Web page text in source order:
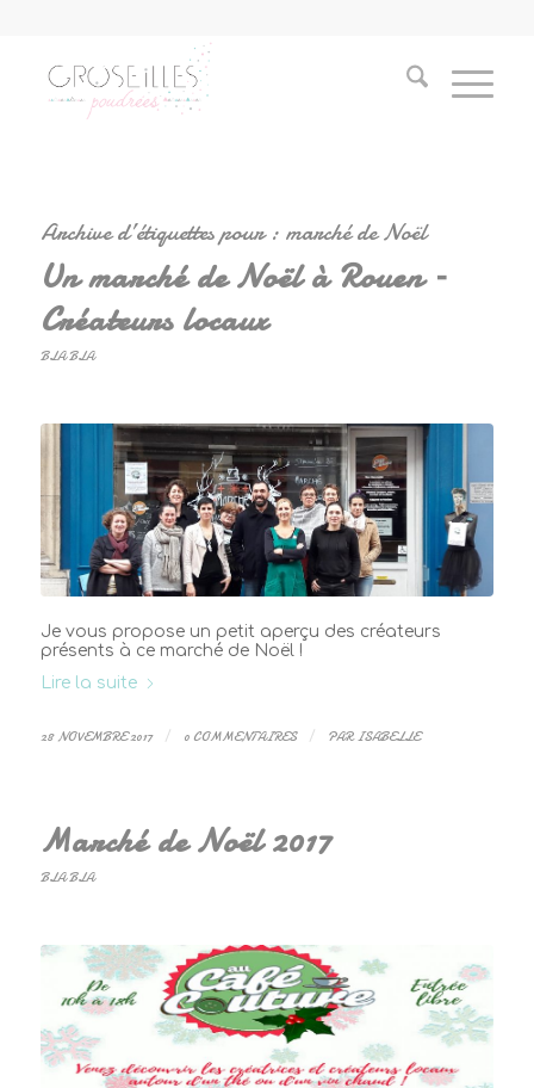
Archive d’étiquettes pour : marché de Noël
Un marché de Noël à Rouen –
Créateurs locaux
BLA BLA
Je vous propose un petit aperçu des créateurs
présents à ce marché de Noël !
Lire la suite
28 NOVEMBRE 2017 / 0 COMMENTAIRES / PARISABELLE
Marché de Noël 2017
BLA BLA